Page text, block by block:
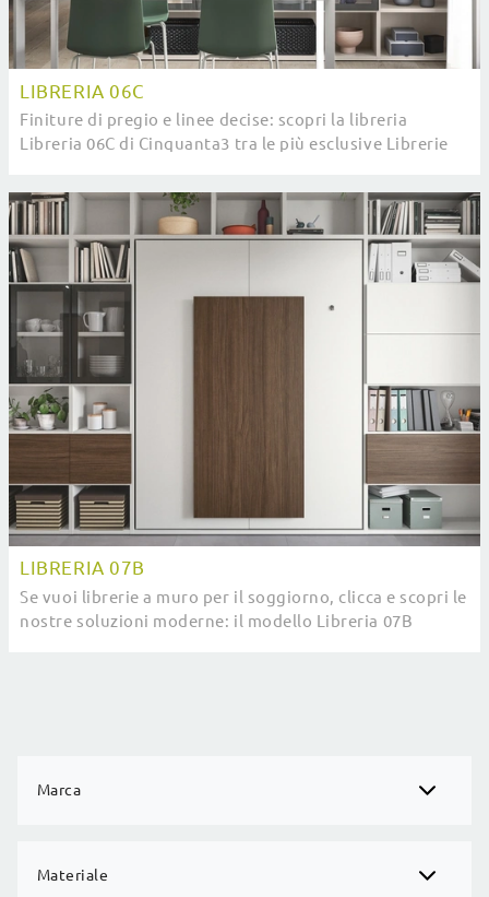
Marca
Materiale
LIBRERIA 06C
Finiture di pregio e linee decise: scopri la libreria
Libreria 06C di Cinquanta3 tra le più esclusive Librerie
LIBRERIA 07B
Se vuoi librerie a muro per il soggiorno, clicca e scopri le
nostre soluzioni moderne: il modello Libreria 07B